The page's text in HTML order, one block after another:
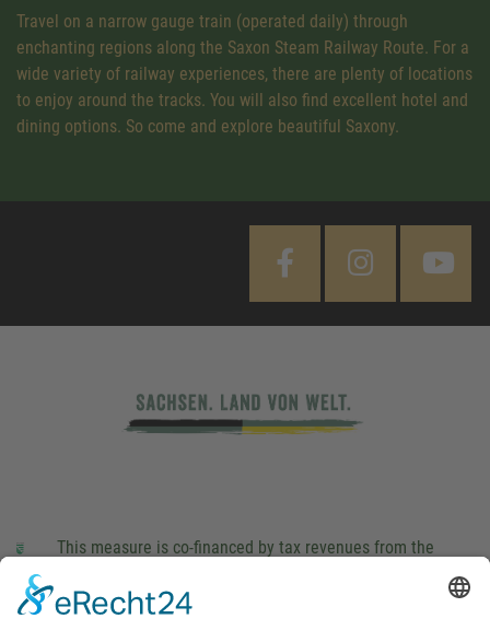
Travel on a narrow gauge train (operated daily) through
enchanting regions along the Saxon Steam Railway Route. For a
wide variety of railway experiences, there are plenty of locations
to enjoy around the tracks. You will also find excellent hotel and
dining options. So come and explore beautiful Saxony.
This measure is co-financed by tax revenues from the
Landtag (parliament).